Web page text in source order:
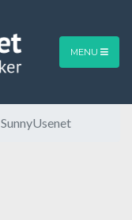
MENU
SunnyUsenet